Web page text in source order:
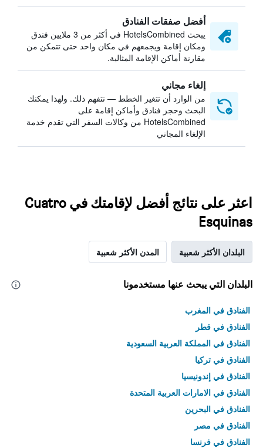
أفضل صفقات الفنادق
يبحث HotelsCombined في أكثر من 3 ملايين فندق
ومكان إقامة ويجمعهم في مكان واحد حتى تتمكن من
مقارنة أماكن الإقامة المثالية.
إلغاء مجاني
من الوارد أن تتغير الخطط — نتفهم ذلك. ولهذا يمكنك
البحث وحجز فنادق وأماكن إقامة على
HotelsCombined من وكالات السفر التي تقدم خدمة
الإلغاء المجاني
اعثر على نتائج أفضل لإقامتك في Cuatro
Esquinas
البلدان الأكثر شعبية المدن الأكثر شعبية
البلدان التي يبحث عنها مستخدمونا
الفنادق في المغرب
الفنادق في قطر
الفنادق في المملكة العربية السعودية
الفنادق في تركيا
الفنادق في إندونيسيا
الفنادق في الامارات العربية المتحدة
الفنادق في البحرين
الفنادق في مصر
الفنادق في فرنسا